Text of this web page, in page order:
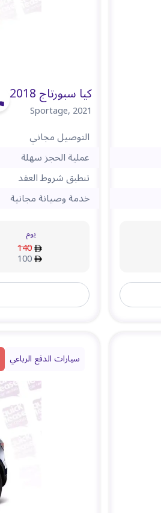
كيا سبورتاج 2018
Sportage,2021
التوصيل مجاني
عملية الحجز سهلة
تنطبق شروط العقد
خدمة وصيانة مجانية
يوم
140
100
سيارات الدفع الرباعي